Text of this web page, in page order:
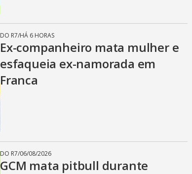
DO R7/HÁ 6 HORAS
Ex-companheiro mata mulher e
esfaqueia ex-namorada em
Franca
DO R7/06/08/2026
GCM mata pitbull durante